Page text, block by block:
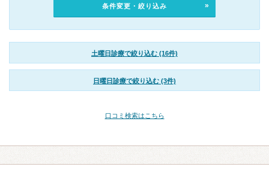
条件変更・絞り込み
土曜日診療で絞り込む (16件)
日曜日診療で絞り込む (3件)
口コミ検索はこちら